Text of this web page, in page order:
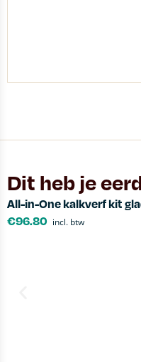
Dit heb je
All-in-One kalkverf kit
€96.80 incl. btw